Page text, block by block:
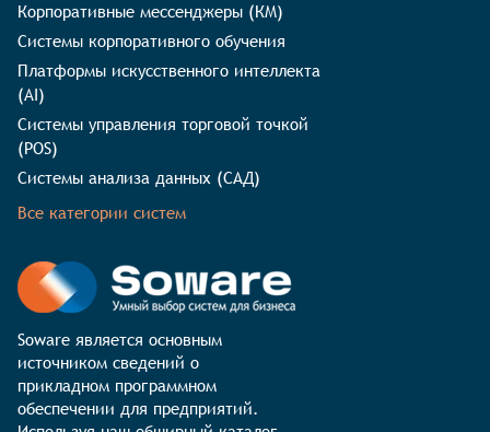
Корпоративные мессенджеры (КМ)
Системы корпоративного обучения
Платформы искусственного интеллекта
(AI)
Системы управления торговой точкой
(POS)
Системы анализа данных (САД)
Все категории систем
Soware является основным
источником сведений о
прикладном программном
обеспечении для предприятий.